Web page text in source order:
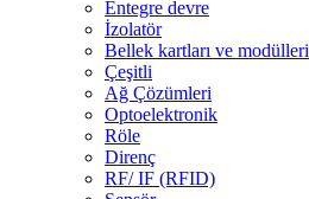
Entegre devre
İzolatör
Bellek kartları ve modülleri
Çeşitli
Ağ Çözümleri
Optoelektronik
Röle
Direnç
RF/ IF (RFID)